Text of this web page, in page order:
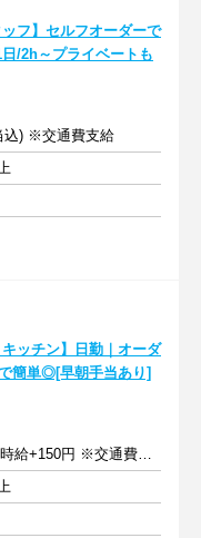
ッフ】セルフオーダーで
/2h～プライベートも
込) ※交通費支給
キッチン】日勤｜オーダ
簡単◎[早朝手当あり]
時給1220円～【早朝】時給+150円 ※交通費支給